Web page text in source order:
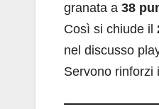
granata a 38
Così si chiude il
nel discusso
Servono rinforzi